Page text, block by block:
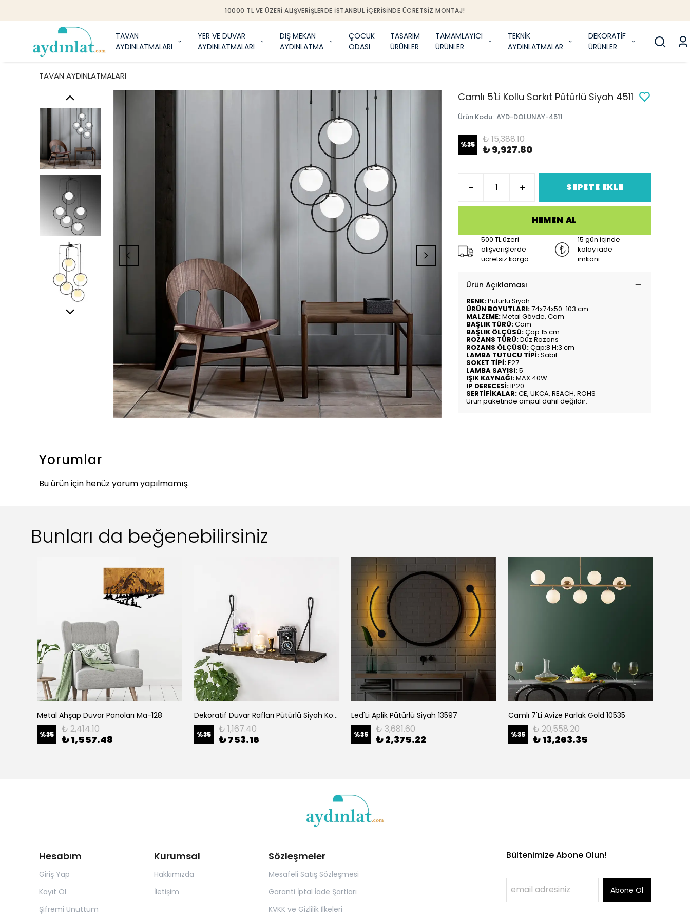
10000 TL VE ÜZERI ALIŞVERIŞLERDE İSTANBUL IÇERISINDE ÜCRETSIZ MONTAJ!
TAVAN
AYDINLATMALARI
YER VE DUVAR
AYDINLATMALARI
DIŞ MEKAN
AYDINLATMA
ÇOCUK
ODASI
TASARIM
ÜRÜNLER
TAMAMLAYICI
ÜRÜNLER
TEKNİK
AYDINLATMALAR
DEKORATİF
ÜRÜNLER
TAVAN AYDINLATMALARI
Camlı 5'Li Kollu Sarkıt Pütürlü Siyah 4511
Ürün Kodu: AYD-DOLUNAY-4511
%35 ₺ 15,388.10
₺ 9,927.80
SEPETE EKLE
HEMEN AL
500 TL üzeri
alışverişlerde
ücretsiz kargo
15 gün içinde
kolay iade
imkanı
Ürün Açıklaması
RENK:Pütürlü Siyah
ÜRÜN BOYUTLARI:74x74x50-103 cm
MALZEME:Metal Gövde, Cam
BAŞLIK TÜRÜ:Cam
BAŞLIK ÖLÇÜSÜ:Çap:15 cm
ROZANS TÜRÜ:Düz Rozans
ROZANS ÖLÇÜSÜ:Çap:8 H:3 cm
LAMBA TUTUCU TİPİ:Sabit
SOKET TİPİ:E27
LAMBA SAYISI:5
IŞIK KAYNAĞI:MAX 40W
IP DERECESİ:IP20
SERTİFİKALAR:CE, UKCA, REACH, ROHS
Ürün paketinde ampül dahil değildir.
Yorumlar
Bu ürün için henüz yorum yapılmamış.
Bunları da beğenebilirsiniz
Metal Ahşap Duvar Panoları Ma-128
%35 ₺ 2,414.10
₺ 1,557.48
Dekoratif Duvar Rafları Pütürlü Siyah Koyu Ceviz Ahşap | Cm-015-Srk
%35 ₺ 1,167.40
₺ 753.16
Led'Li Aplik Pütürlü Siyah 13597
%35 ₺ 3,681.60
₺ 2,375.22
Camlı 7'Li Avize Parlak Gold 10535
%35 ₺ 20,558.20
₺ 13,263.35
Hesabım
Giriş Yap
Kayıt Ol
Şifremi Unuttum
Kurumsal
Hakkımızda
İletişim
Sözleşmeler
Mesafeli Satış Sözleşmesi
Garanti İptal İade Şartları
KVKK ve Gizlilik İlkeleri
Bültenimize Abone Olun!
Abone Ol